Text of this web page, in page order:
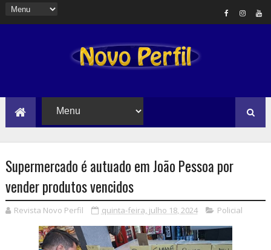
Supermercado é autuado em João Pessoa por
vender produtos vencidos
Revista Novo Perfil quinta-feira, julho 18, 2024 Policial